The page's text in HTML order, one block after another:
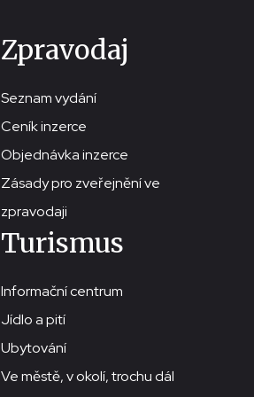
Zpravodaj
Seznam vydání
Ceník inzerce
Objednávka inzerce
Zásady pro zveřejnění ve
zpravodaji
Turismus
Informační centrum
Jídlo a pití
Ubytování
Ve městě, v okolí, trochu dál